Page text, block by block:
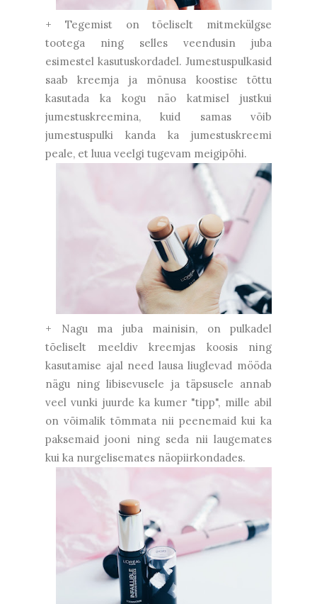
+ Tegemist on tõeliselt mitmekülgse
tootega ning selles veendusin juba
esimestel kasutuskordadel. Jumestuspulkasid
saab kreemja ja mõnusa koostise tõttu
kasutada ka kogu näo katmisel justkui
jumestuskreemina, kuid samas võib
jumestuspulki kanda ka jumestuskreemi
peale, et luua veelgi tugevam meigipõhi.
+ Nagu ma juba mainisin, on pulkadel
tõeliselt meeldiv kreemjas koosis ning
kasutamise ajal need lausa liuglevad mööda
nägu ning libisevusele ja täpsusele annab
veel vunki juurde ka kumer "tipp", mille abil
on võimalik tõmmata nii peenemaid kui ka
paksemaid jooni ning seda nii laugemates
kui ka nurgelisemates näopiirkondades.